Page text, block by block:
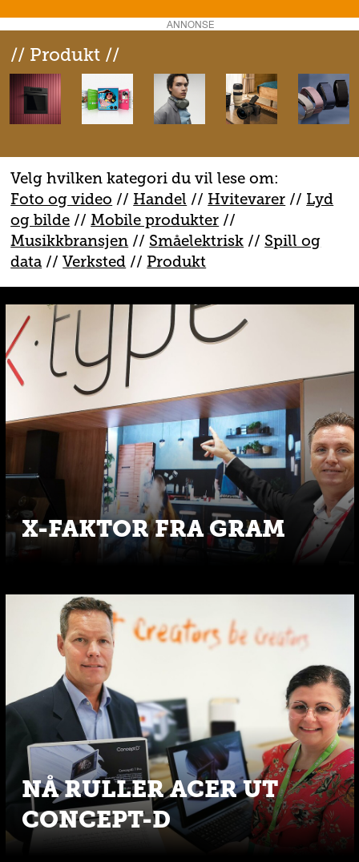
ANNONSE
// Produkt //
Velg hvilken kategori du vil lese om:
Foto og video // Handel // Hvitevarer // Lyd
og bilde //Mobile produkter //
Musikkbransjen // Småelektrisk // Spill og
data //Verksted // Produkt
X-FAKTOR FRA GRAM
NÅ RULLER ACER UT
CONCEPT-D